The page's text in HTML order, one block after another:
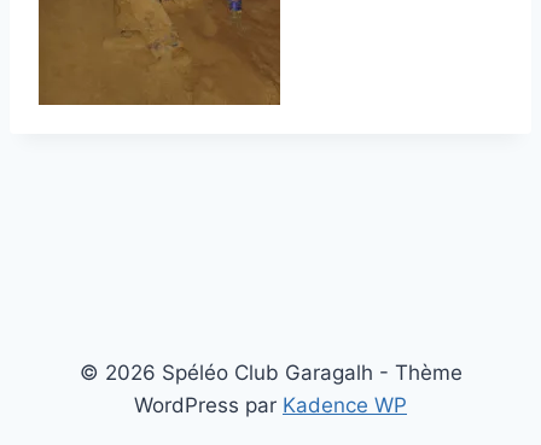
© 2026 Spéléo Club Garagalh - Thème
WordPress par Kadence WP